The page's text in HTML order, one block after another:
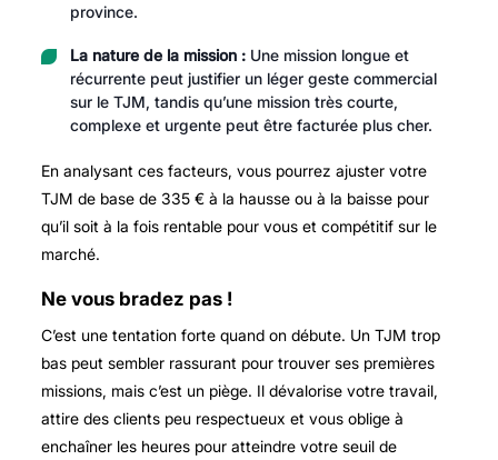
province.
La nature de la mission :Une mission longue et
récurrente peut justifier un léger geste commercial
sur le TJM, tandis qu’une mission très courte,
complexe et urgente peut être facturée plus cher.
En analysant ces facteurs, vous pourrez ajuster votre
TJM de base de 335 € à la hausse ou à la baisse pour
qu’il soit à la fois rentable pour vous et compétitif sur le
marché.
Ne vous bradez pas !
C’est une tentation forte quand on débute. Un TJM trop
bas peut sembler rassurant pour trouver ses premières
missions, mais c’est un piège. Il dévalorise votre travail,
attire des clients peu respectueux et vous oblige à
enchaîner les heures pour atteindre votre seuil de